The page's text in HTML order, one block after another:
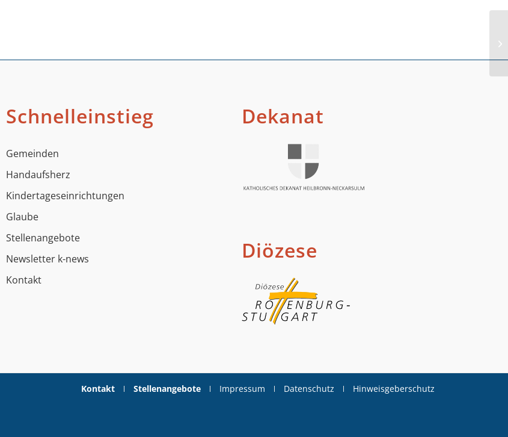
Schnelleinstieg
Gemeinden
Handaufsherz
Kindertageseinrichtungen
Glaube
Stellenangebote
Newsletter k-news
Kontakt
Dekanat
Diözese
Kontakt Stellenangebote Impressum Datenschutz Hinweisgeberschutz